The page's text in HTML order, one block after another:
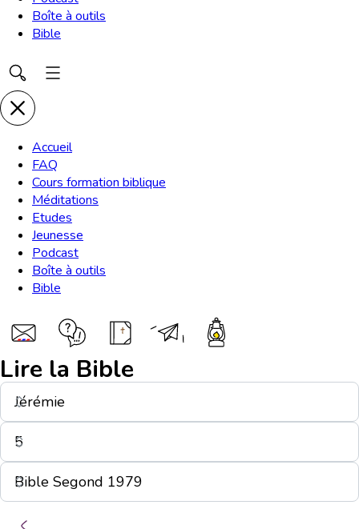
Boîte à outils
Bible
Accueil
FAQ
Cours formation biblique
Méditations
Etudes
Jeunesse
Podcast
Boîte à outils
Bible
Lire la Bible